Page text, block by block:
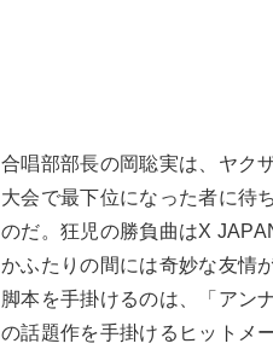
合唱部部長の岡聡実は、ヤク
大会で最下位になった者に待
のだ。狂児の勝負曲はX
かふたりの間には奇妙な友情
脚本を手掛けるのは、「アン
の話題作を手掛けるヒットメ